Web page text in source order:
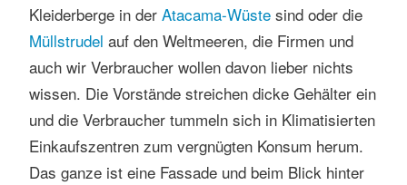
Kleiderberge in der Atacama-Wüste sind oder die
Müllstrudel auf den Weltmeeren, die Firmen und
auch wir Verbraucher wollen davon lieber nichts
wissen. Die Vorstände streichen dicke Gehälter ein
und die Verbraucher tummeln sich in Klimatisierten
Einkaufszentren zum vergnügten Konsum herum.
Das ganze ist eine Fassade und beim Blick hinter